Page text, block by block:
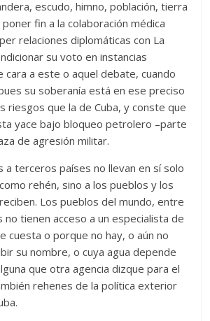
escudo, himno, población, tierra
fin a la colaboración médica
relaciones diplomáticas con La
su voto en instancias
cara a este o aquel debate, cuando
su soberanía está en ese preciso
riesgos que la de Cuba, y conste que
yace bajo bloqueo petrolero –parte
de agresión militar.
a terceros países no llevan en sí solo
rehén, sino a los pueblos y los
Los pueblos del mundo, entre
no tienen acceso a un especialista de
cuesta o porque no hay, o aún no
su nombre, o cuya agua depende
que otra agencia dizque para el
rehenes de la política exterior